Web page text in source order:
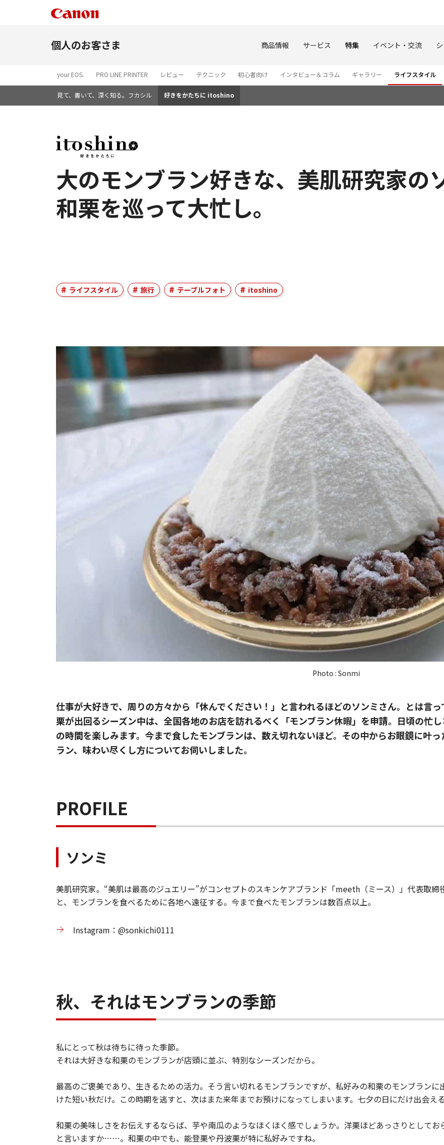
個人のお客さま 商品情報 サービス 特集 イベント・交流
your EOS. PRO LINE PRINTER レビュー テクニック 初心者向け インタビュー＆コラム ギャラリー ライフスタイル
見て、書いて、深く知る。フカシル 好きをかたちに itoshino
大のモンブラン好きな、美肌研究家の
和栗を巡って大忙し。
ライフスタイル 旅行 テーブルフォト itoshino
Photo : Sonmi
仕事が大好きで、周りの方々から「休んでください！」と言われるほどのソンミさん。とは言
栗が出回るシーズン中は、全国各地のお店を訪れるべく「モンブラン休暇」を申請。日頃の忙
の時間を楽しみます。今まで食したモンブランは、数え切れないほど。その中からお眼鏡に叶
ラン、味わい尽くし方についてお伺いしました。
PROFILE
ソンミ
美肌研究家。“美肌は最高のジュエリー”がコンセプトのスキンケアブランド「meeth（ミース）」代表取締
と、モンブランを食べるために各地へ遠征する。今まで食べたモンブランは数百点以上。
Instagram：@sonkichi0111
秋、それはモンブランの季節
私にとって秋は待ちに待った季節。
それは大好きな和栗のモンブランが店頭に並ぶ、特別なシーズンだから。
最高のご褒美であり、生きるための活力。そう言い切れるモンブランですが、私好みの和栗のモンブラン
けた短い秋だけ。この時期を逃すと、次はまた来年までお預けになってしまいます。七夕の日にだけ出会え
和栗の美味しさをお伝えするならば、芋や南瓜のようなほくほく感でしょうか。洋栗ほどあっさりとして
と言いますか……。和栗の中でも、能登栗や丹波栗が特に私好みですね。